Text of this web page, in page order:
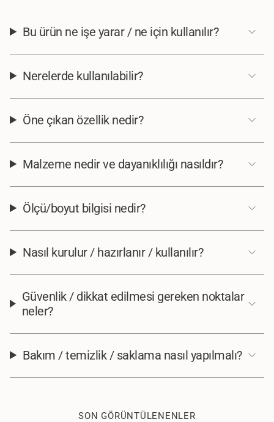
Bu ürün ne işe yarar / ne için kullanılır?
Nerelerde kullanılabilir?
Öne çıkan özellik nedir?
Malzeme nedir ve dayanıklılığı nasıldır?
Ölçü/boyut bilgisi nedir?
Nasıl kurulur / hazırlanır / kullanılır?
Güvenlik / dikkat edilmesi gereken noktalar
neler?
Bakım / temizlik / saklama nasıl yapılmalı?
SON GÖRÜNTÜLENENLER